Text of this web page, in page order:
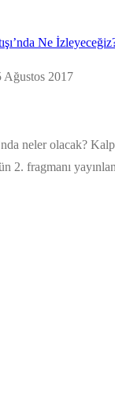
Ağustos 2017
neler olacak? Kalp
2. fragmanı